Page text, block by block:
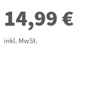
14,99€
inkl. MwSt.